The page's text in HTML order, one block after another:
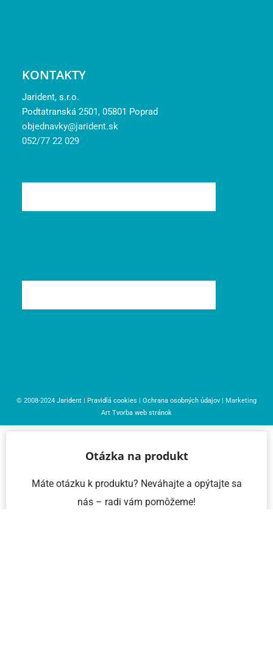
KONTAKTY
Jarident, s.r.o.
Podtatranská 2501, 05801 Poprad
objednavky@jarident.sk
052/77 22 029
© 2008-2024 Jarident | Pravidlá cookies | Ochrana osobných údajov | Marketing
Art Tvorba web stránok
Otázka na produkt
Máte otázku k produktu? Neváhajte a opýtajte sa
nás – radi vám pomôžeme!